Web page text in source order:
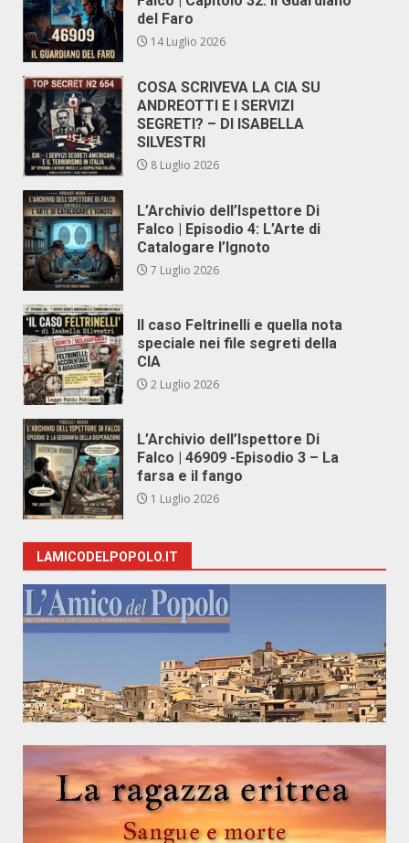
del Faro
14 Luglio 2026
COSA SCRIVEVA LA CIA SU
ANDREOTTI E I SERVIZI
SEGRETI? – DI ISABELLA
SILVESTRI
8 Luglio 2026
L’Archivio dell’Ispettore Di
Falco | Episodio 4: L’Arte di
Catalogare l’Ignoto
7 Luglio 2026
Il caso Feltrinelli e quella nota
speciale nei file segreti della
CIA
2 Luglio 2026
L’Archivio dell’Ispettore Di
Falco | 46909 -Episodio 3 – La
farsa e il fango
1 Luglio 2026
LAMICODELPOPOLO.IT